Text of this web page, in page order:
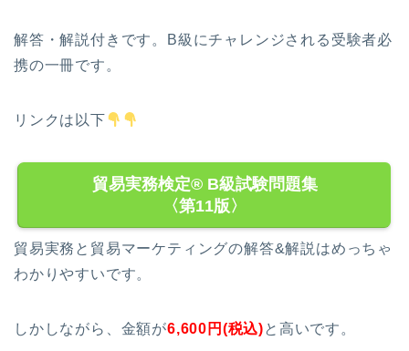
解答・解説付きです。B級にチャレンジされる受験者必
携の一冊です。
リンクは以下
貿易実務検定® B級試験問題集
〈第11版〉
貿易実務と貿易マーケティングの解答&解説はめっちゃ
わかりやすいです。
しかしながら、金額が6,600円(税込)と高いです。